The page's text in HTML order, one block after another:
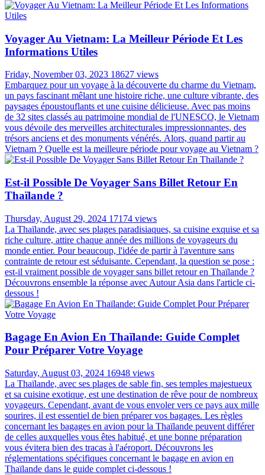
Voyager Au Vietnam: La Meilleur Période Et Les
Informations Utiles
Friday, November 03, 2023 18627 views
Embarquez pour un voyage à la découverte du charme du Vietnam,
un pays fascinant mêlant une histoire riche, une culture vibrante, des
paysages époustouflants et une cuisine délicieuse. Avec pas moins
de 32 sites classés au patrimoine mondial de l'UNESCO, le Vietnam
vous dévoile des merveilles architecturales impressionnantes, des
trésors anciens et des monuments vénérés. Alors, quand partir au
Vietnam ? Quelle est la meilleure période pour voyage au Vietnam ?
Est-il Possible De Voyager Sans Billet Retour En
Thaïlande ?
Thursday, August 29, 2024 17174 views
La Thaïlande, avec ses plages paradisiaques, sa cuisine exquise et sa
riche culture, attire chaque année des millions de voyageurs du
monde entier. Pour beaucoup, l'idée de partir à l'aventure sans
contrainte de retour est séduisante. Cependant, la question se pose :
est-il vraiment possible de voyager sans billet retour en Thaïlande ?
Découvrons ensemble la réponse avec Autour Asia dans l'article ci-
dessous !
Bagage En Avion En Thaïlande: Guide Complet
Pour Préparer Votre Voyage
Saturday, August 03, 2024 16948 views
La Thaïlande, avec ses plages de sable fin, ses temples majestueux
et sa cuisine exotique, est une destination de rêve pour de nombreux
voyageurs. Cependant, avant de vous envoler vers ce pays aux mille
sourires, il est essentiel de bien préparer vos bagages. Les règles
concernant les bagages en avion pour la Thaïlande peuvent différer
de celles auxquelles vous êtes habitué, et une bonne préparation
vous évitera bien des tracas à l'aéroport. Découvrons les
réglementations spécifiques concernant le bagage en avion en
Thaïlande dans le guide complet ci-dessous !